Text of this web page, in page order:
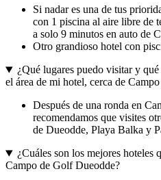
Si nadar es una de tus
con 1 piscina al aire libre de
a solo 9 minutos en auto de
Otro grandioso hotel con
¿Qué lugares puedo visitar y
el área de mi hotel, cerca de
Después de una ronda en
recomendamos que visites
de Dueodde, Playa Balka y
¿Cuáles son los mejores hoteles
Campo de Golf Dueodde?